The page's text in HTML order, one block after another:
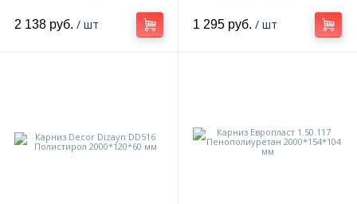
2 138 руб. / шт 1 295 руб. / шт